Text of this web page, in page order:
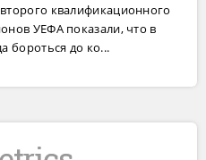
квалификационного
УЕФА показали, что в
бороться до ко...